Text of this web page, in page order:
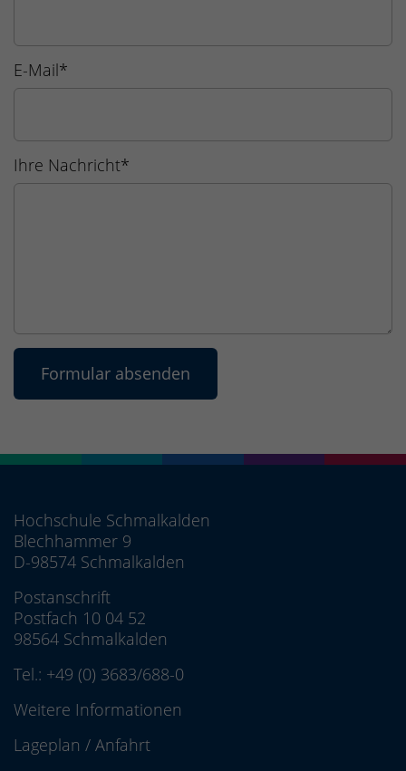
E-Mail*
Ihre Nachricht*
Hochschule Schmalkalden
Blechhammer 9
D-98574 Schmalkalden
Postanschrift
Postfach 10 04 52
98564 Schmalkalden
Tel.: +49 (0) 3683/688-0
Weitere Informationen
Lageplan / Anfahrt